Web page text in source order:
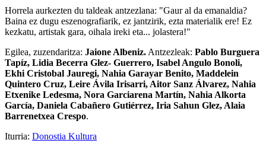
Horrela aurkezten du taldeak antzezlana: "Gaur al da emanaldia?
Baina ez dugu eszenografiarik, ez jantzirik, ezta materialik ere! Ez
kezkatu, artistak gara, oihala ireki eta... jolastera!"
Egilea, zuzendaritza: Jaione Albeniz. Antzezleak: Pablo Burguera
Tapíz, Lidia Becerra Glez- Guerrero, Isabel Angulo Bonoli,
Ekhi Cristobal Jauregi, Nahia Garayar Benito, Maddelein
Quintero Cruz, Leire Ávila Irisarri, Aitor Sanz Álvarez, Nahia
Etxenike Ledesma, Nora Garciarena Martín, Nahia Alkorta
García, Daniela Cabañero Gutiérrez, Iria Sahun Glez, Alaia
Barrenetxea Crespo.
Iturria: Donostia Kultura